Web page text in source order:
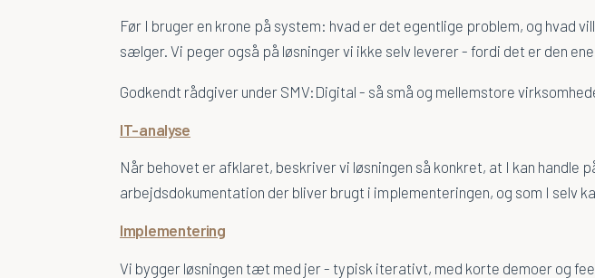
Før I bruger en krone på system: hvad er det egentlige problem, og hvad
sælger. Vi peger også på løsninger vi ikke selv leverer - fordi det er den
Godkendt rådgiver under SMV:Digital - så små og mellemstore
IT-analyse
Når behovet er afklaret, beskriver vi løsningen så konkret, at I kan handle
arbejdsdokumentation der bliver brugt i implementeringen, og som I selv
Implementering
Vi bygger løsningen tæt med jer - typisk iterativt, med korte demoer og